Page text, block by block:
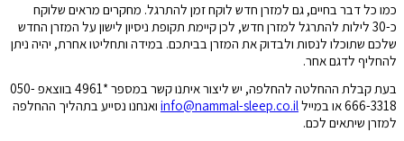
כמו כל דבר בחיים, גם למזרן חדש לוקח זמן להתרגל. מחקרים מראים שלוקח
כ-30 לילות להתרגל למזרן חדש, לכן קיימת תקופת ניסיון לישון על המזרן החדש
שלכם שתוכלו לנסות ולבדוק את המזרן בביתכם. במידה ותחליטו אחרת, יהיה ניתן
להחליף לדגם אחר.
בעת קבלת ההחלטה להחלפה, יש ליצור איתנו קשר במספר *4961 בווצאפ 050-
666-3318 או במייל
info@nammal-sleep.co.il ואנחנו נסייע בתהליך ההחלפה
למזרן שיתאים לכם.